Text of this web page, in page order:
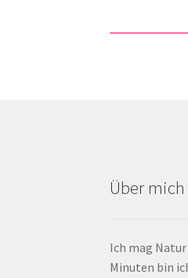
Über mich
Ich mag
Minuten bin